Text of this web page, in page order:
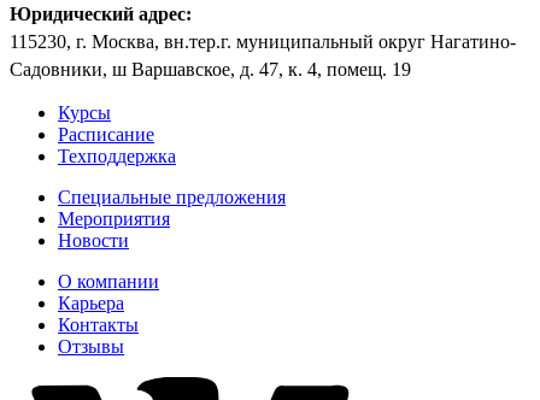
Юридический адрес:
115230, г. Москва, вн.тер.г. муниципальный округ Нагатино-
Садовники, ш Варшавское, д. 47, к. 4, помещ. 19
Курсы
Расписание
Техподдержка
Специальные предложения
Мероприятия
Новости
О компании
Карьера
Контакты
Отзывы